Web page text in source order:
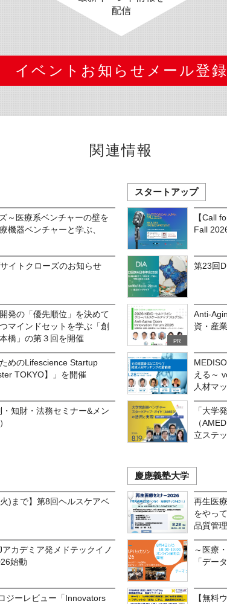
配信
イベントお知らせメール登録
関連情報
～医療系ベンチャーの壁を
機器ベンチャーと学ぶ、
イトクローズのお知らせ
発の「優先順位」を決めて
マインドセットを学ぶ「創
橋」の第３回を開催
めのLifescience Startup
TOKYO】」を開催
・知財・法務セミナー&メン
スタートアップ
【Call
Fall
第23回
PR
Anti-
資・産
える～
人材マ
「大学
（
立ステ
)まで】第8回ヘルスケアベ
アカデミア発メドテックイノ
始動
ジーレビュー「Innovators
慶應義塾大学
再生医
をやっ
品質管
～医療
「デー
【無料